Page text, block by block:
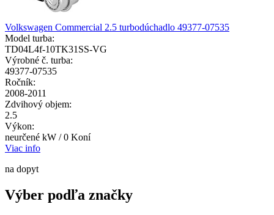
Volkswagen Commercial 2.5 turbodúchadlo 49377-07535
Model turba:
TD04L4f-10TK31SS-VG
Výrobné č. turba:
49377-07535
Ročník:
2008-2011
Zdvihový objem:
2.5
Výkon:
neurčené kW / 0 Koní
Viac info
na dopyt
Výber podľa značky